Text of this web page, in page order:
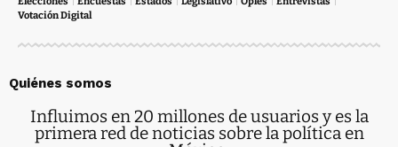
Votación Digital
Quiénes somos
Influimos en 20 millones de usuarios y es la
primera red de noticias sobre la política en